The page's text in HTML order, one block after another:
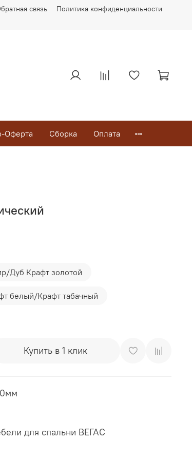
связь Политика конфиденциальности
Оферта Сборка Оплата
Дуб Крафт золотой
белый/Крафт табачный
Купить в 1 клик
для спальни ВЕГАС